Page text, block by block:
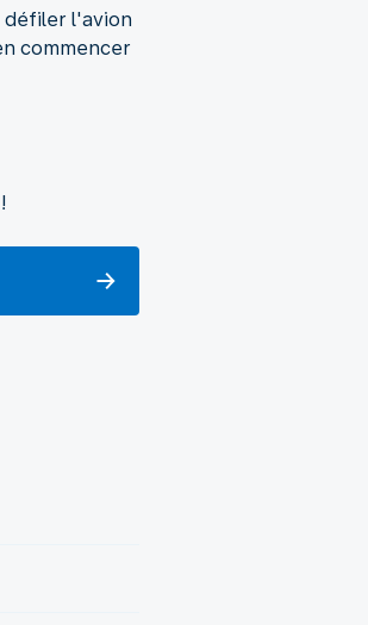
défiler l'avion
commencer